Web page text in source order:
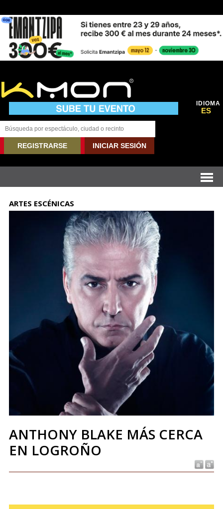
IDIOMA
ES
REGISTRARSE INICIAR SESIÓN
ARTES ESCÉNICAS
ANTHONY BLAKE MÁS CERCA
EN LOGROÑO